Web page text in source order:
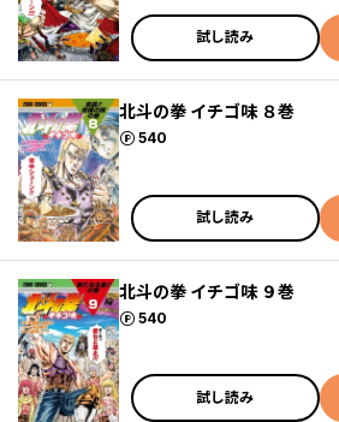
試し読み
北斗の拳 イチゴ味 ８巻
540
ポイント
試し読み
北斗の拳 イチゴ味 ９巻
540
ポイント
試し読み